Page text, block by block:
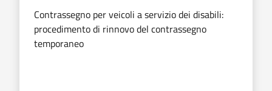
Contrassegno per veicoli a servizio dei disabili:
procedimento di rinnovo del contrassegno
temporaneo